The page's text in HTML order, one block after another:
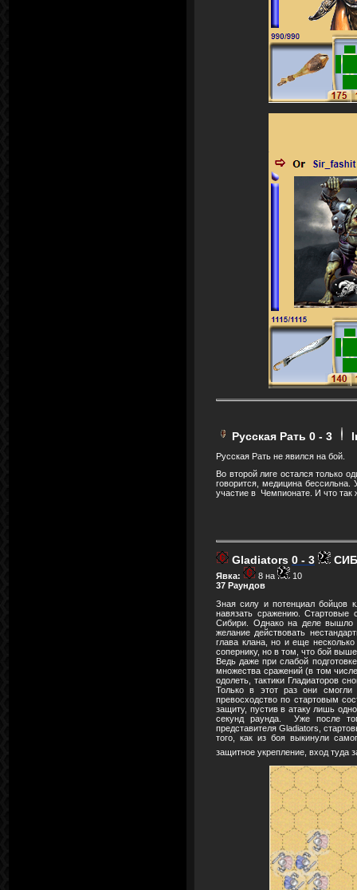
Русская Рать 0 - 3
Русская Рать не явился на бой.
Во второй лиге остался только
говорится, медицина бессильна.
участие в Чемпионате. И что так
Gladiators 0 - 3
Явка: 8 на
10
37 Раундов
Зная силу и потенциал бойцов
навязать сражению. Стартовые
Сибири. Однако на деле вышло
желание действовать
глава клана, но и еще
сопернику, но в том, что бой
Ведь даже при слабой
множества сражений (в том
одолеть, тактики Гладиаторов
Только в этот раз они смогли
превосходство по стартовым
защиту, пустив в атаку лишь
секунд раунда. Уже после
представителя Gladiators,
того, как из боя выкинули
защитное укрепление, вход туда